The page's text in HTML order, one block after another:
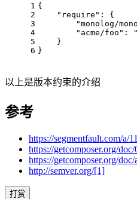
1
2
3
4
5
6
{
"require" : {
"monolog/
"acme/foo" :
    }
}
以上是版本约束的介绍
参考
https://segmentfault.com/a/
https://getcomposer.org/
https://getcomposer.org/
http://semver.org/[1]
打赏